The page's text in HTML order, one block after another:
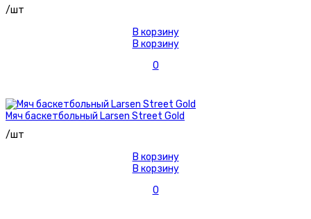
/шт
В корзину
В корзину
0
Мяч баскетбольный Larsen Street Gold
/шт
В корзину
В корзину
0